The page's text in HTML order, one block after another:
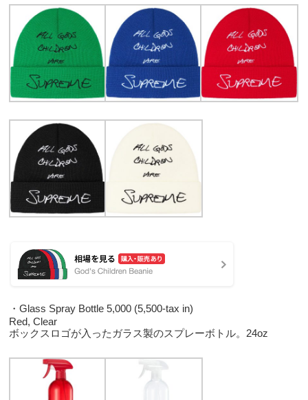
・Glass Spray Bottle 5,000 (5,500-tax in)
Red, Clear
ボックスロゴが入ったガラス製のスプレーボトル。24oz